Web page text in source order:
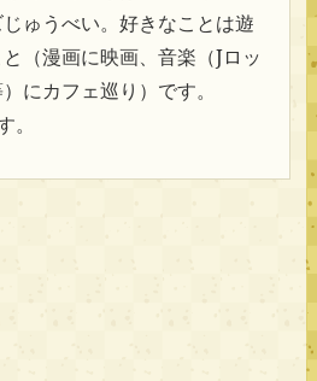
ゅうべい。好きなことは遊
（漫画に映画、音楽（Jロッ
にカフェ巡り）です。